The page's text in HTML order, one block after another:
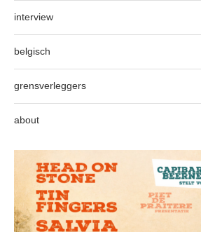
interview
belgisch
grensverleggers
about